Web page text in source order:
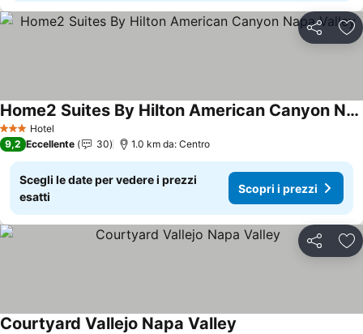
Condividi
3 StelleHotel
Home2 Suites By Hilton American Canyon Napa Valley
9,2 Eccellente 30 1.0 km da: Centro
Scegli le date per vedere i prezzi
esatti
Scopri i prezzi
Condividi
Courtyard Vallejo Napa Valley